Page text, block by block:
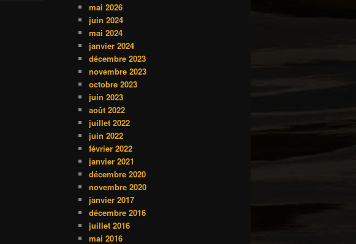
mai 2026
juin 2024
mai 2024
janvier 2024
décembre 2023
novembre 2023
octobre 2023
juin 2023
août 2022
juillet 2022
juin 2022
février 2022
janvier 2021
décembre 2020
novembre 2020
janvier 2017
décembre 2016
juillet 2016
mai 2016